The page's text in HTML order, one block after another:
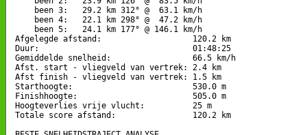
    been 3:   29.2 km 312° @  63.1 km/h
    been 4:   22.1 km 298° @  47.2 km/h
    been 5:   24.1 km 177° @ 146.1 km/h
Afgelegde afstand:                   120.2 km
Duur:                                01:48:25
Gemiddelde snelheid:                 66.5 km/h
Afst. start - vliegveld van vertrek: 2.4 km
Afst finish - vliegveld van vertrek: 1.5 km
Starthoogte:                         530.0 m
Finishhoogte:                        505.0 m
Hoogteverlies vrije vlucht:          25 m
Totale score afstand:                120.2 km